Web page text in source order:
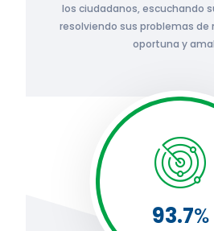
los ciudadanos, escuchando
resolviendo sus problemas
oportuna y
93.7%